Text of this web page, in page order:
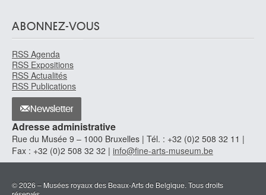
ABONNEZ-VOUS
RSS Agenda
RSS Expositions
RSS Actualités
RSS Publications
Newsletter
Adresse administrative
Rue du Musée 9 – 1000 Bruxelles | Tél. : +32 (0)2 508 32 11 |
Fax : +32 (0)2 508 32 32 | info@fine-arts-museum.be
© 2026 – Musées royaux des Beaux-Arts de Belgique. Tous droits